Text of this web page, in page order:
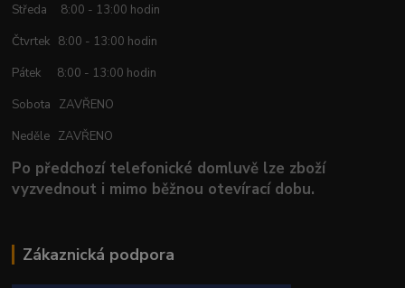
Středa 8:00 - 13:00 hodin
Čtvrtek 8:00 - 13:00 hodin
Pátek 8:00 - 13:00 hodin
Sobota ZAVŘENO
Neděle ZAVŘENO
Po předchozí telefonické domluvě lze zboží
vyzvednout i mimo běžnou otevírací dobu.
Zákaznická podpora